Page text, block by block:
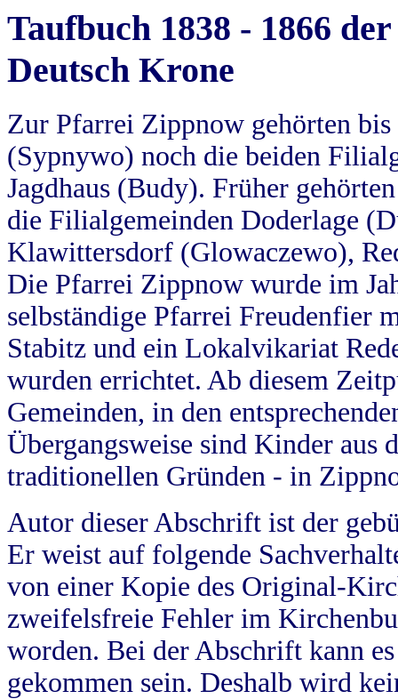
Taufbuch 1838 - 1866
Deutsch Krone
Zur Pfarrei Zippnow gehörten
(Sypnywo) noch die beiden
Jagdhaus (Budy). Früher
die Filialgemeinden Doderlage
Klawittersdorf (Glowaczewo),
Die Pfarrei Zippnow wurde im
selbständige Pfarrei Freudenfier
Stabitz und ein Lokalvikariat
wurden errichtet. Ab diesem
Gemeinden, in den
Übergangsweise sind Kinder aus
traditionellen Gründen - in
Autor dieser Abschrift ist der
Er weist auf folgende
von einer Kopie des Original-
zweifelsfreie Fehler im
worden. Bei der Abschrift kann
gekommen sein. Deshalb wird